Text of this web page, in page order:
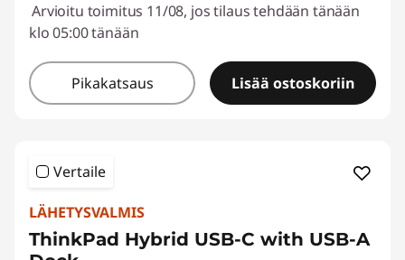
Arvioitu toimitus 11/08, jos tilaus tehdään tänään
klo 05:00 tänään
Pikakatsaus Lisää ostoskoriin
Vertaile
LÄHETYSVALMIS
ThinkPad Hybrid USB-C with USB-A